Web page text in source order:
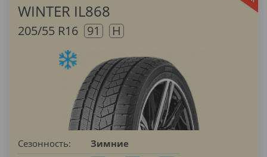
WINTER IL868
205/55 R16 91 H
Сезонность:
Зимние